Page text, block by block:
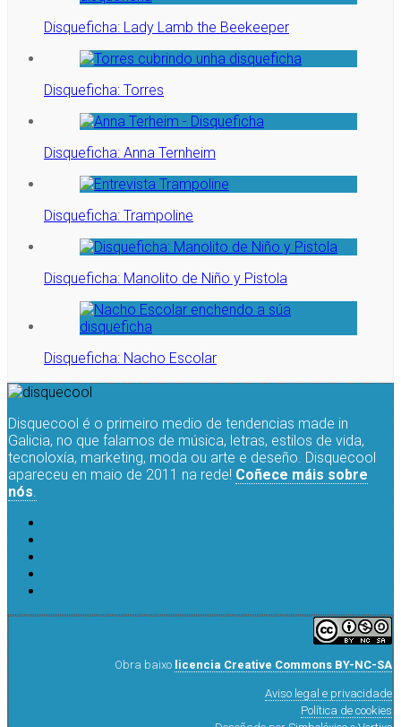
Disqueficha: Lady Lamb the Beekeeper
Disqueficha: Torres
Disqueficha: Anna Ternheim
Disqueficha: Trampoline
Disqueficha: Manolito de Niño y Pistola
Disqueficha: Nacho Escolar
Disquecool é o primeiro medio de tendencias made in
Galicia, no que falamos de música, letras, estilos de vida,
tecnoloxía, marketing, moda ou arte e deseño. Disquecool
apareceu en maio de 2011 na rede! Coñece máis sobre
nós.
Obra baixo licencia Creative Commons BY-NC-SA
Aviso legal e privacidade
Política de cookies